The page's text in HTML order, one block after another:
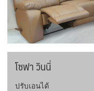
โซฟา วินนี่
ปรับเอนได้